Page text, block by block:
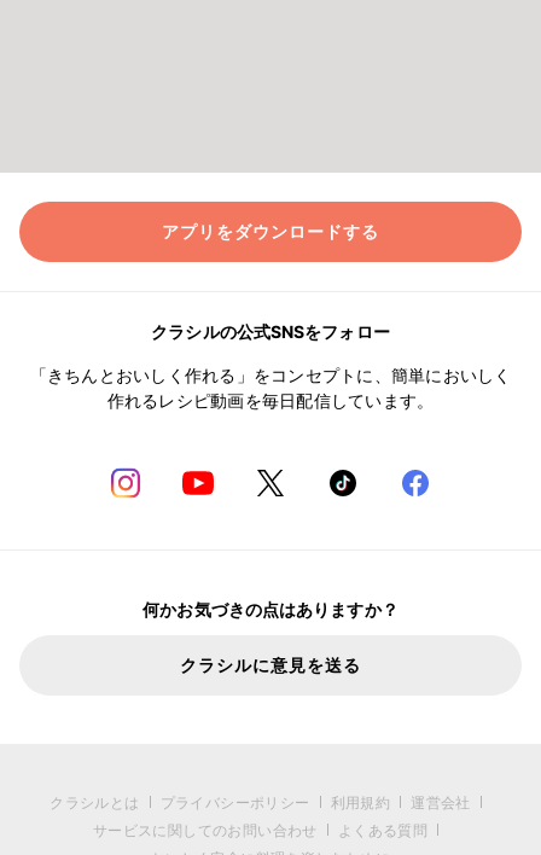
アプリをダウンロードする
クラシルの公式SNSをフォロー
「きちんとおいしく作れる」をコンセプトに、簡単においしく
作れるレシピ動画を毎日配信しています。
何かお気づきの点はありますか？
クラシルに意見を送る
クラシルとは プライバシーポリシー 利用規約
運営会社
サービスに関してのお問い合わせ
よくある質問